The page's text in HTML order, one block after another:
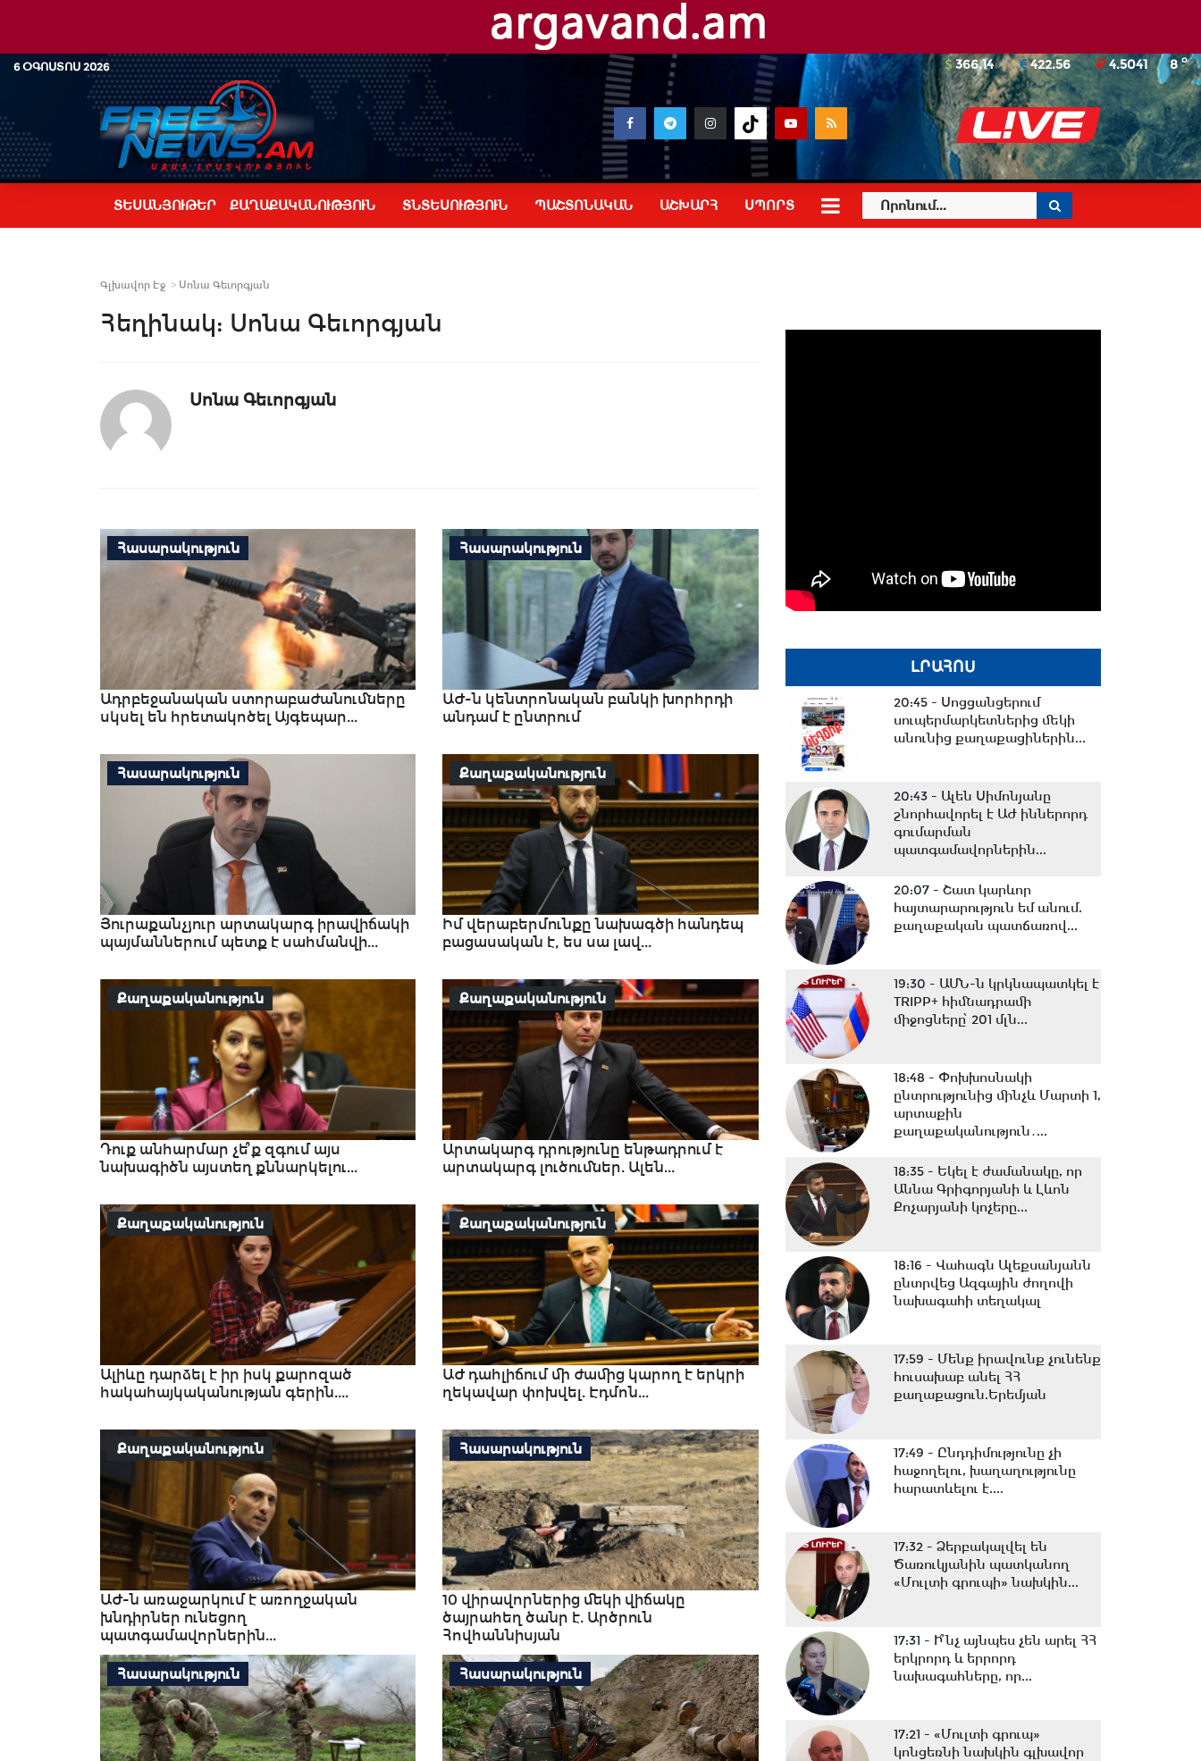
6 ՕԳՈՍՏՈՍ 2026 8o
366.14 422.56 4.5041
ՏԵՍԱՆՅՈՒԹԵՐ ՔԱՂԱՔԱԿԱՆՈՒԹՅՈՒՆ ՏՆՏԵՍՈՒԹՅՈՒՆ ՊԱՇՏՈՆԱԿԱՆ ԱՇԽԱՐՀ ՍՊՈՐՏ
Գլխավոր Էջ Սոնա Գեւորգյան
Հեղինակ: Սոնա Գեւորգյան
Սոնա Գեւորգյան
Հասարակություն
Ադրբեջանական ստորաբաժանումները
սկսել են հրետակոծել Այգեպար...
Հասարակություն
ԱԺ-ն կենտրոնական բանկի խորհրդի
անդամ է ընտրում
Հասարակություն
Յուրաքանչյուր արտակարգ իրավիճակի
պայմաններում պետք է սահմանվի...
Քաղաքականություն
Իմ վերաբերմունքը նախագծի հանդեպ
բացասական է, ես սա լավ...
Քաղաքականություն
Դուք անհարմար չե՞ք զգում այս
նախագիծն այստեղ քննարկելու...
Քաղաքականություն
Արտակարգ դրությունը ենթադրում է
արտակարգ լուծումներ. Ալեն...
Քաղաքականություն
Ալիևը դարձել է իր իսկ քարոզած
հակահայկականության գերին....
Քաղաքականություն
ԱԺ դահլիճում մի ժամից կարող է երկրի
ղեկավար փոխվել. Էդմոն...
Քաղաքականություն
ԱԺ-ն առաջարկում է առողջական
խնդիրներ ունեցող
պատգամավորներին...
Հասարակություն
10 վիրավորներից մեկի վիճակը
ծայրահեղ ծանր է. Արծրուն
Հովհաննիսյան
Հասարակություն Հասարակություն
ԼՐԱՀՈՍ
20:45 - Սոցցանցերում
սուպերմարկետներից մեկի
անունից քաղաքացիներին...
20:43 - Ալեն Սիմոնյանը
շնորհավորել է ԱԺ իններորդ
գումարման
պատգամավորներին...
20:07 - Շատ կարևոր
հայտարարություն եմ անում.
քաղաքական պատճառով...
19:30 - ԱՄՆ-ն կրկնապատկել է
TRIPP+ հիմնադրամի
միջոցները՝ 201 մլն...
18:48 - Փոխխոսնակի
ընտրությունից մինչև Մարտի 1,
արտաքին
քաղաքականություն․...
18:35 - Եկել է ժամանակը, որ
Աննա Գրիգորյանի և Լևոն
Քոչարյանի կոչերը...
18:16 - Վահագն Ալեքսանյանն
ընտրվեց Ազգային ժողովի
նախագահի տեղակալ
17:59 - Մենք իրավունք չունենք
հուսախաբ անել ՀՀ
քաղաքացուն.Երեմյան
17:49 - Ընդդիմությունը չի
հաջողելու, խաղաղությունը
հարատևելու է....
17:32 - Ձերբակալվել են
Ծառուկյանին պատկանող
«Մուլտի գրուպի» նախկին...
17:31 - Ի՞նչ այնպես չեն արել ՀՀ
երկրորդ և երրորդ
նախագահները, որ...
17:21 - «Մուլտի գրուպ»
կոնցեռնի նախկին գլխավոր